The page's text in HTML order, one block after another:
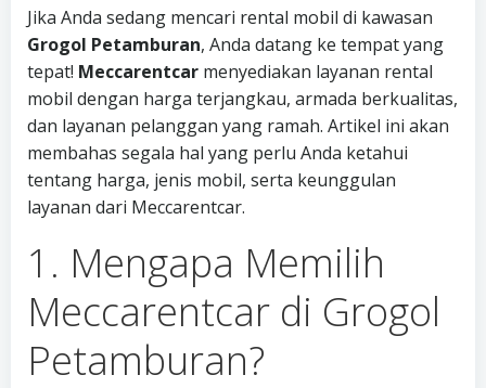
Jika Anda sedang mencari rental mobil di kawasan
Grogol Petamburan, Anda datang ke tempat yang
tepat! Meccarentcar menyediakan layanan rental
mobil dengan harga terjangkau, armada berkualitas,
dan layanan pelanggan yang ramah. Artikel ini akan
membahas segala hal yang perlu Anda ketahui
tentang harga, jenis mobil, serta keunggulan
layanan dari Meccarentcar.
1. Mengapa Memilih
Meccarentcar di Grogol
Petamburan?